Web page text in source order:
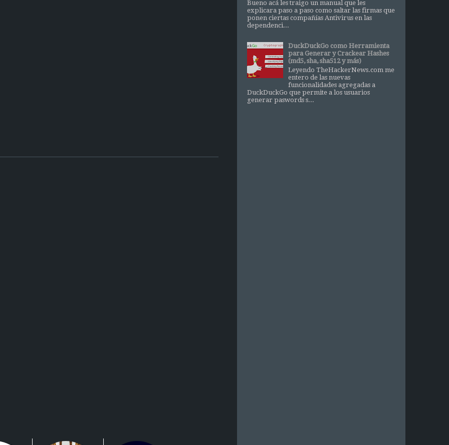
Bueno acá les traigo un manual que les
explicara paso a paso como saltar las firmas que
ponen ciertas compañías Antivirus en las
dependenci...
DuckDuckGo como Herramienta
para Generar y Crackear Hashes
(md5, sha, sha512 y más)
Leyendo TheHackerNews.com me
entero de las nuevas
funcionalidades agregadas a
DuckDuckGo que permite a los usuarios
generar paswords s...